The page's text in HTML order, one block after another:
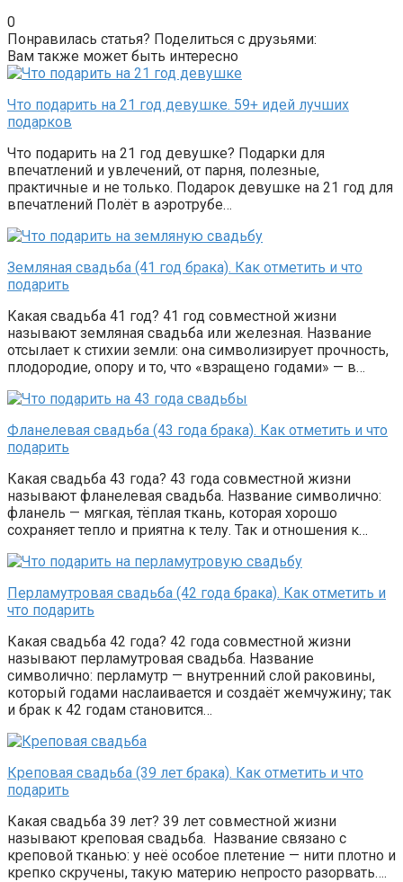
0
Понравилась статья? Поделиться с друзьями:
Вам также может быть интересно
Что подарить на 21 год девушке. 59+ идей лучших
подарков
Что подарить на 21 год девушке? Подарки для
впечатлений и увлечений, от парня, полезные,
практичные и не только. Подарок девушке на 21 год для
впечатлений Полёт в аэротрубе…
Земляная свадьба (41 год брака). Как отметить и что
подарить
Какая свадьба 41 год? 41 год совместной жизни
называют земляная свадьба или железная. Название
отсылает к стихии земли: она символизирует прочность,
плодородие, опору и то, что «взращено годами» — в…
Фланелевая свадьба (43 года брака). Как отметить и что
подарить
Какая свадьба 43 года? 43 года совместной жизни
называют фланелевая свадьба. Название символично:
фланель — мягкая, тёплая ткань, которая хорошо
сохраняет тепло и приятна к телу. Так и отношения к…
Перламутровая свадьба (42 года брака). Как отметить и
что подарить
Какая свадьба 42 года? 42 года совместной жизни
называют перламутровая свадьба. Название
символично: перламутр — внутренний слой раковины,
который годами наслаивается и создаёт жемчужину; так
и брак к 42 годам становится…
Креповая свадьба (39 лет брака). Как отметить и что
подарить
Какая свадьба 39 лет? 39 лет совместной жизни
называют креповая свадьба. Название связано с
креповой тканью: у неё особое плетение — нити плотно и
крепко скручены, такую материю непросто разорвать….